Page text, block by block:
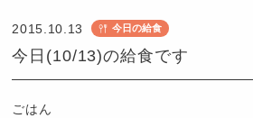
も
園
つ
2015.10.13 今日の給食
今日(10/13)の給食です
ごはん